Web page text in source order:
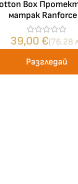
Box
матрак
200×200+30
39,00 €(76.28
Разгледай